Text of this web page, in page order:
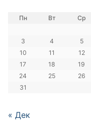
Пн Вт Ср
3
4 5
10
11 12
17
18 19
24
25 26
31
« Дек